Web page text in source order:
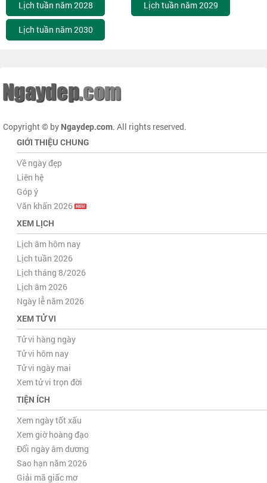
Lịch tuần năm 2028 Lịch tuần năm 2029
Lịch tuần năm 2030
Copyright © by Ngaydep.com. All rights reserved.
GIỚI THIỆU CHUNG
Về ngày đẹp
Liên hệ
Góp ý
Văn khấn 2026
XEM LỊCH
Lịch âm hôm nay
Lịch tuần 2026
Lịch tháng 8/2026
Lịch âm 2026
Ngày lễ năm 2026
XEM TỬ VI
Tử vi hàng ngày
Tử vi hôm nay
Tử vi ngày mai
Xem tử vi trọn đời
TIỆN ÍCH
Xem ngày tốt xấu
Xem giờ hoàng đạo
Đổi ngày âm dương
Sao hạn năm 2026
Giải mã giấc mơ